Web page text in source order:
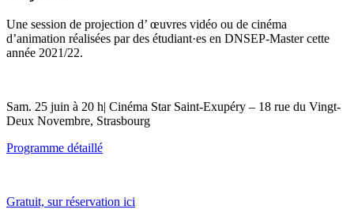
Une session de projection d’ œuvres vidéo ou de cinéma
d’animation réalisées par des étudiant·es en DNSEP-Master cette
année 2021/22.
Sam. 25 juin à 20 h| Cinéma Star Saint-Exupéry – 18 rue du Vingt-
Deux Novembre, Strasbourg
Programme détaillé
Gratuit, sur réservation ici